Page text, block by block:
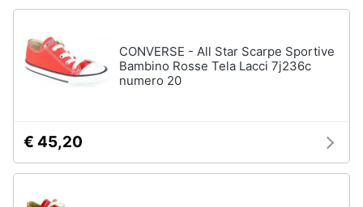
CONVERSE - All Star Scarpe Sportive
Bambino Rosse Tela Lacci 7j236c
numero 20
€ 45,20